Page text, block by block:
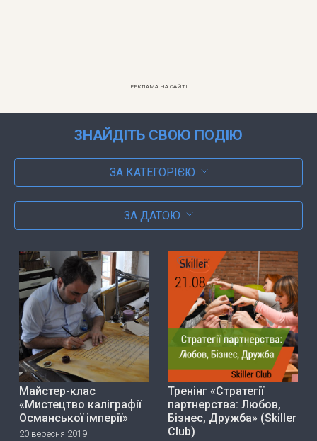
РЕКЛАМА НА САЙТІ
ЗНАЙДІТЬ СВОЮ ПОДІЮ
ЗА КАТЕГОРІЄЮ
ЗА ДАТОЮ
Майстер-клас
«Мистецтво каліграфії
Османської імперії»
20 вересня 2019
Тренінг «Стратегії
партнерства: Любов,
Бізнес, Дружба» (Skiller
Club)